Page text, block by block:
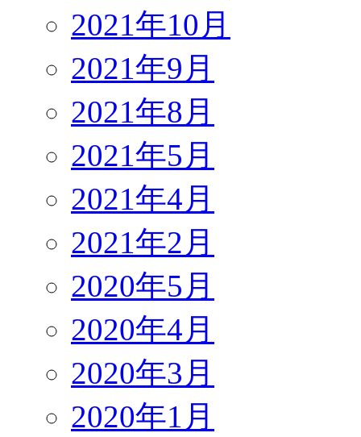
2021年10月
2021年9月
2021年8月
2021年5月
2021年4月
2021年2月
2020年5月
2020年4月
2020年3月
2020年1月